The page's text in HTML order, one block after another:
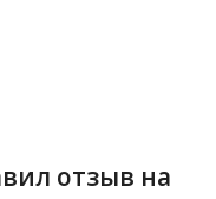
отзыв на